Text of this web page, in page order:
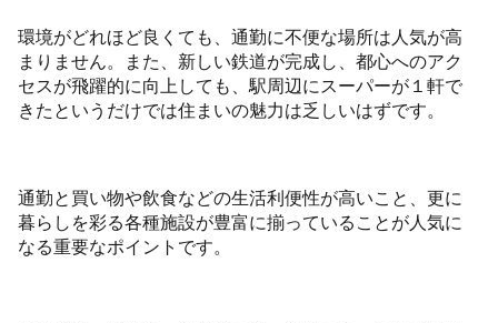
環境がどれほど良くても、通勤に不便な場所は人気が高
まりません。また、新しい鉄道が完成し、都心へのアク
セスが飛躍的に向上しても、駅周辺にスーパーが１軒で
きたというだけでは住まいの魅力は乏しいはずです。
通勤と買い物や飲食などの生活利便性が高いこと、更に
暮らしを彩る各種施設が豊富に揃っていることが人気に
なる重要なポイントです。